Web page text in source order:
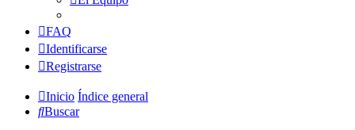
FAQ
Identificarse
Registrarse
Inicio Índice general
Buscar